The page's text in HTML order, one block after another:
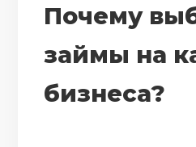
Почему
займы на
бизнеса?